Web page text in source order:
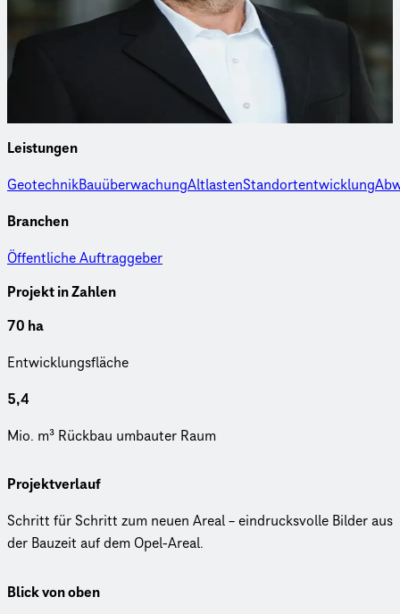
Dipl.-Ing. Ulrich Riep hat sich auf die Flächenreaktivierung
und Altlastensanierung ehemaliger Industriestandorte
spezialisiert.
Leistungen
GeotechnikBauüberwachungAltlastenStandortentwicklung
Branchen
Öffentliche Auftraggeber
Projekt in Zahlen
70 ha
Ent­wick­lungs­flä­che
5,4
Mio. m³ Rückbau um­bau­ter Raum
Projektverlauf
Schritt für Schritt zum neuen Areal – eindrucksvolle Bilder aus
der Bauzeit auf dem Opel-Areal.
Blick von oben